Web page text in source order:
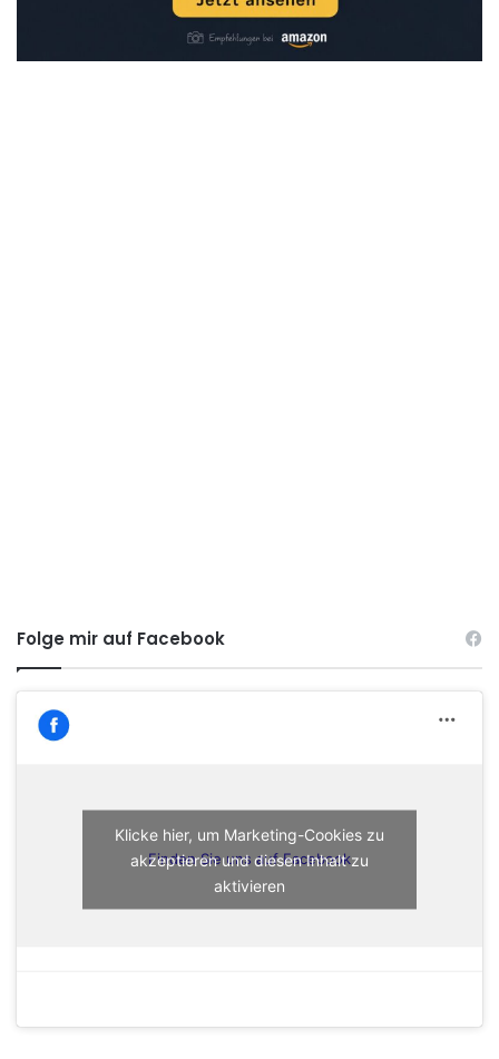
Folge mir auf Facebook
Finden Sie uns auf Facebook
Klicke hier, um Marketing-Cookies zu
akzeptieren und diesen Inhalt zu
aktivieren